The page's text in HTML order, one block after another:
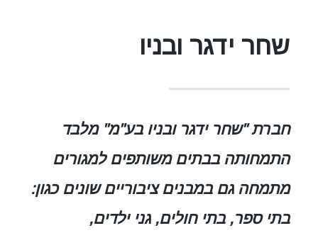
שחר ידגר ובניו
חברת "שחר ידגר ובניו בע"מ" מלבד
התמחותה בבתים משותפים למגורים
מתמחה גם במבנים ציבוריים שונים כגון:
בתי ספר, בתי חולים, גני ילדים,